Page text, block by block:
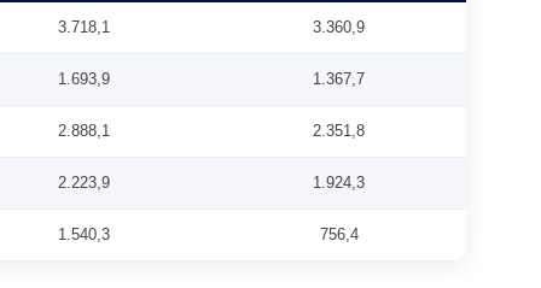
3.718,1 3.360,9
1.693,9 1.367,7
2.888,1 2.351,8
2.223,9 1.924,3
1.540,3 756,4